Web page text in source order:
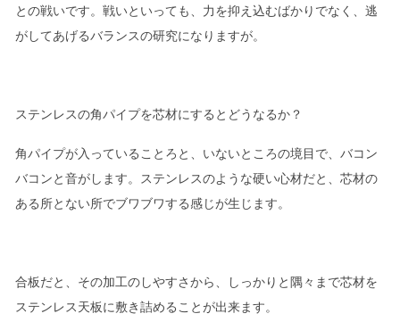
との戦いです。戦いといっても、力を抑え込むばかりでなく、逃
がしてあげるバランスの研究になりますが。
ステンレスの角パイプを芯材にするとどうなるか？
角パイプが入っていることろと、いないところの境目で、バコン
バコンと音がします。ステンレスのような硬い心材だと、芯材の
ある所とない所でブワブワする感じが生じます。
合板だと、その加工のしやすさから、しっかりと隅々まで芯材を
ステンレス天板に敷き詰めることが出来ます。